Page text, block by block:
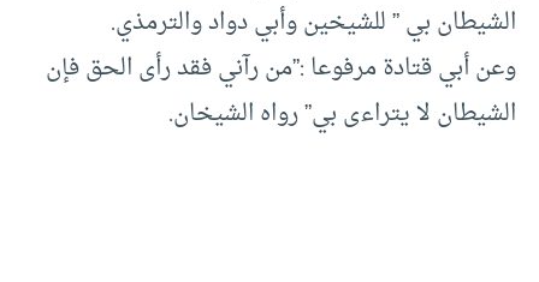
الشيطان بي ” للشيخين وأبي دواد والترمذي.
وعن أبي قتادة مرفوعا :”من رآني فقد رأى الحق فإن
الشيطان لا يتراءى بي” رواه الشيخان.